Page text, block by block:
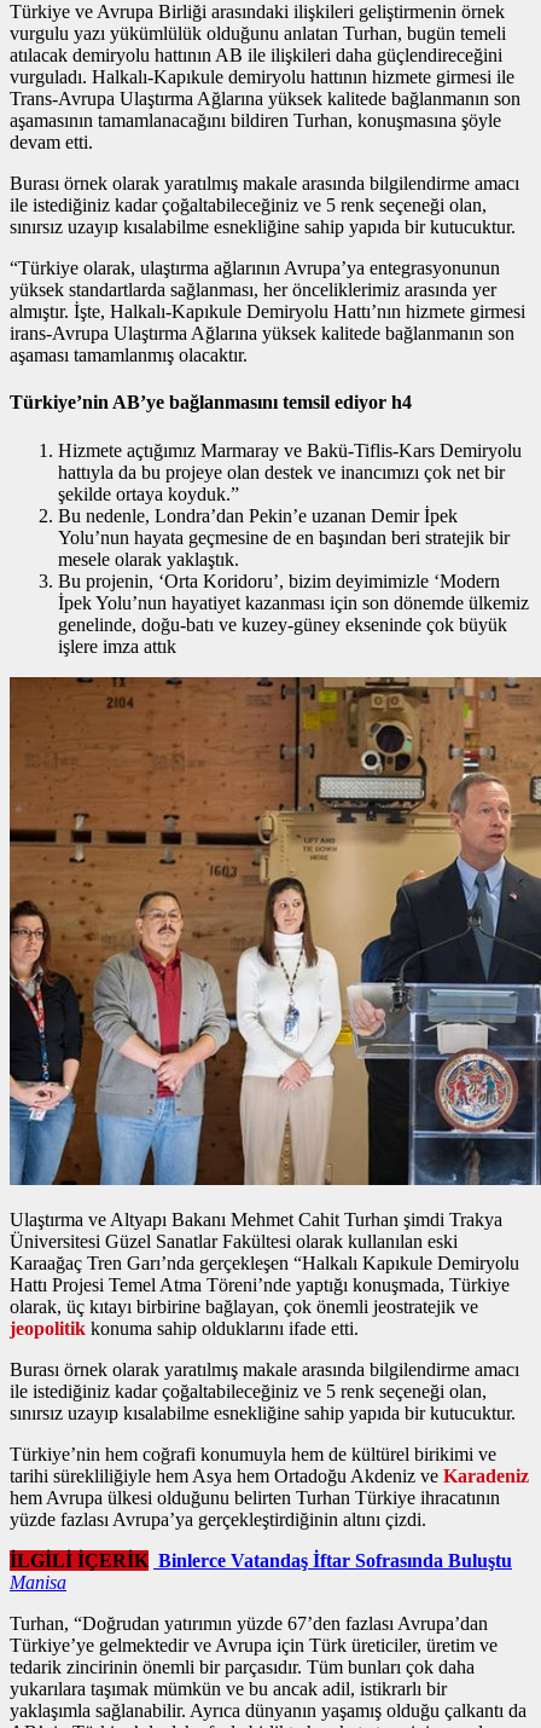
Türkiye ve Avrupa Birliği arasındaki ilişkileri geliştirmenin örnek
vurgulu yazı yükümlülük olduğunu anlatan Turhan, bugün temeli
atılacak demiryolu hattının AB ile ilişkileri daha güçlendireceğini
vurguladı. Halkalı-Kapıkule demiryolu hattının hizmete girmesi ile
Trans-Avrupa Ulaştırma Ağlarına yüksek kalitede bağlanmanın son
aşamasının tamamlanacağını bildiren Turhan, konuşmasına şöyle
devam etti.
Burası örnek olarak yaratılmış makale arasında bilgilendirme amacı
ile istediğiniz kadar çoğaltabileceğiniz ve 5 renk seçeneği olan,
sınırsız uzayıp kısalabilme esnekliğine sahip yapıda bir kutucuktur.
“Türkiye olarak, ulaştırma ağlarının Avrupa’ya entegrasyonunun
yüksek standartlarda sağlanması, her önceliklerimiz arasında yer
almıştır. İşte, Halkalı-Kapıkule Demiryolu Hattı’nın hizmete girmesi
irans-Avrupa Ulaştırma Ağlarına yüksek kalitede bağlanmanın son
aşaması tamamlanmış olacaktır.
Türkiye’nin AB’ye bağlanmasını temsil ediyor h4
Hizmete açtığımız Marmaray ve Bakü-Tiflis-Kars Demiryolu
hattıyla da bu projeye olan destek ve inancımızı çok net bir
şekilde ortaya koyduk.”
Bu nedenle, Londra’dan Pekin’e uzanan Demir İpek
Yolu’nun hayata geçmesine de en başından beri stratejik bir
mesele olarak yaklaştık.
Bu projenin, ‘Orta Koridoru’, bizim deyimimizle ‘Modern
İpek Yolu’nun hayatiyet kazanması için son dönemde ülkemiz
genelinde, doğu-batı ve kuzey-güney ekseninde çok büyük
işlere imza attık
Ulaştırma ve Altyapı Bakanı Mehmet Cahit Turhan şimdi Trakya
Üniversitesi Güzel Sanatlar Fakültesi olarak kullanılan eski
Karaağaç Tren Garı’nda gerçekleşen “Halkalı Kapıkule Demiryolu
Hattı Projesi Temel Atma Töreni’nde yaptığı konuşmada, Türkiye
olarak, üç kıtayı birbirine bağlayan, çok önemli jeostratejik ve
jeopolitik konuma sahip olduklarını ifade etti.
Burası örnek olarak yaratılmış makale arasında bilgilendirme amacı
ile istediğiniz kadar çoğaltabileceğiniz ve 5 renk seçeneği olan,
sınırsız uzayıp kısalabilme esnekliğine sahip yapıda bir kutucuktur.
Türkiye’nin hem coğrafi konumuyla hem de kültürel birikimi ve
tarihi sürekliliğiyle hem Asya hem Ortadoğu Akdeniz ve Karadeniz
hem Avrupa ülkesi olduğunu belirten Turhan Türkiye ihracatının
yüzde fazlası Avrupa’ya gerçekleştirdiğinin altını çizdi.
İLGİLİ İÇERİK Binlerce Vatandaş İftar Sofrasında Buluştu
Manisa
Turhan, “Doğrudan yatırımın yüzde 67’den fazlası Avrupa’dan
Türkiye’ye gelmektedir ve Avrupa için Türk üreticiler, üretim ve
tedarik zincirinin önemli bir parçasıdır. Tüm bunları çok daha
yukarılara taşımak mümkün ve bu ancak adil, istikrarlı bir
yaklaşımla sağlanabilir. Ayrıca dünyanın yaşamış olduğu çalkantı da